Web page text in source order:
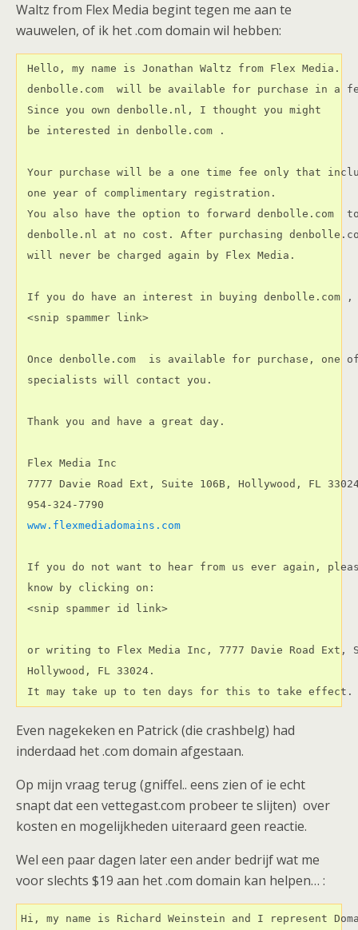
Waltz from Flex Media begint tegen me aan te
wauwelen, of ik het .com domain wil hebben:
Hello, my name is Jonathan Waltz from Flex Media.
denbolle.com  will be available for purchase in a
Since you own denbolle.nl, I thought you might
be interested in denbolle.com .
Your purchase will be a one time fee only that
one year of complimentary registration.
You also have the option to forward denbolle.com
denbolle.nl at no cost. After purchasing
will never be charged again by Flex Media.
If you do have an interest in buying denbolle.com
<snip spammer link>
Once denbolle.com  is available for purchase, one of
specialists will contact you.
Thank you and have a great day.
Flex Media Inc
7777 Davie Road Ext, Suite 106B, Hollywood, FL
954-324-7790
If you do not want to hear from us ever again,
know by clicking on:
<snip spammer id link>
or writing to Flex Media Inc, 7777 Davie Road Ext,
Hollywood, FL 33024.
It may take up to ten days for this to take effect.
Even nagekeken en Patrick (die crashbelg) had
inderdaad het .com domain afgestaan.
Op mijn vraag terug (gniffel.. eens zien of ie echt
snapt dat een vettegast.com probeer te slijten) over
kosten en mogelijkheden uiteraard geen reactie.
Wel een paar dagen later een ander bedrijf wat me
voor slechts $19 aan het .com domain kan helpen… :
Hi, my name is Richard Weinstein and I represent